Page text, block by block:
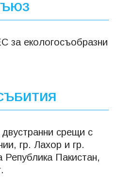
за екологосъобразни
срещи с
гр. Лахор и гр.
Пакистан,